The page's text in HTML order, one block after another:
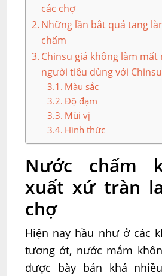
các chợ
Những lần bắt quả tang
chấm
Chinsu giả không làm mất
người tiêu dùng với
Màu sắc
Độ đạm
Mùi vị
Hình thức
Nước chấm
xuất xứ tràn
chợ
Hiện nay hầu như ở các
tương ớt, nước mắm
được bày bán khá